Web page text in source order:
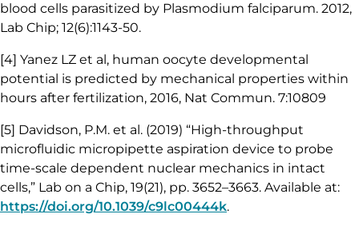
blood cells parasitized by Plasmodium falciparum. 2012,
Lab Chip; 12(6):1143-50.
[4] Yanez LZ et al, human oocyte developmental
potential is predicted by mechanical properties within
hours after fertilization, 2016, Nat Commun. 7:10809
[5] Davidson, P.M. et al. (2019) “High-throughput
microfluidic micropipette aspiration device to probe
time-scale dependent nuclear mechanics in intact
cells,” Lab on a Chip, 19(21), pp. 3652–3663. Available at:
https://doi.org/10.1039/c9lc00444k.